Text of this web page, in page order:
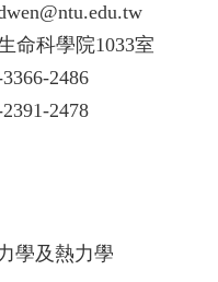
命科學院1033室
2486
2478
學及熱力學